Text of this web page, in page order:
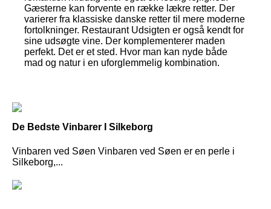
Gæsterne kan forvente en række lækre retter. Der
varierer fra klassiske danske retter til mere moderne
fortolkninger. Restaurant Udsigten er også kendt for
sine udsøgte vine. Der komplementerer maden
perfekt. Det er et sted. Hvor man kan nyde både
mad og natur i en uforglemmelig kombination.
De Bedste Vinbarer I Silkeborg
Vinbaren ved Søen Vinbaren ved Søen er en perle i
Silkeborg,...